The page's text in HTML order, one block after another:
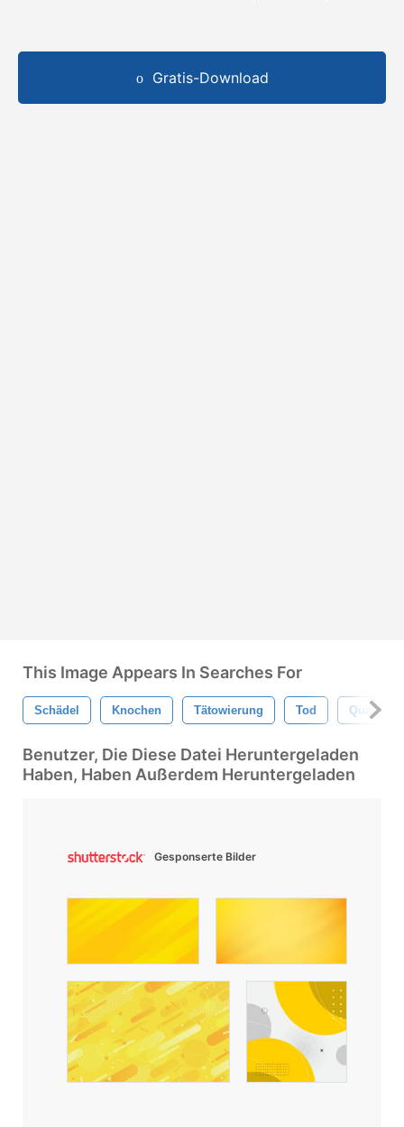
Gratis-Download
This Image Appears In Searches For
Schädel Knochen Tätowierung Tod Qualität
Benutzer, Die Diese Datei Heruntergeladen
Haben, Haben Außerdem Heruntergeladen
Gesponserte Bilder